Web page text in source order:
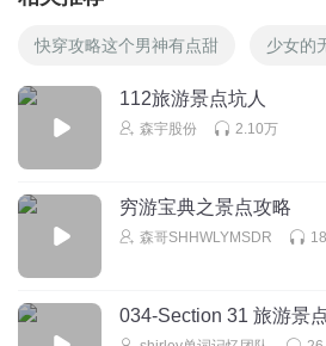
快穿攻略这个男神有点甜 少女的
112旅游景点坑人
森宇股份 2.10万
穷游宝典之景点攻略
森哥SHHWLYMSDR
034-Section 31 旅游景